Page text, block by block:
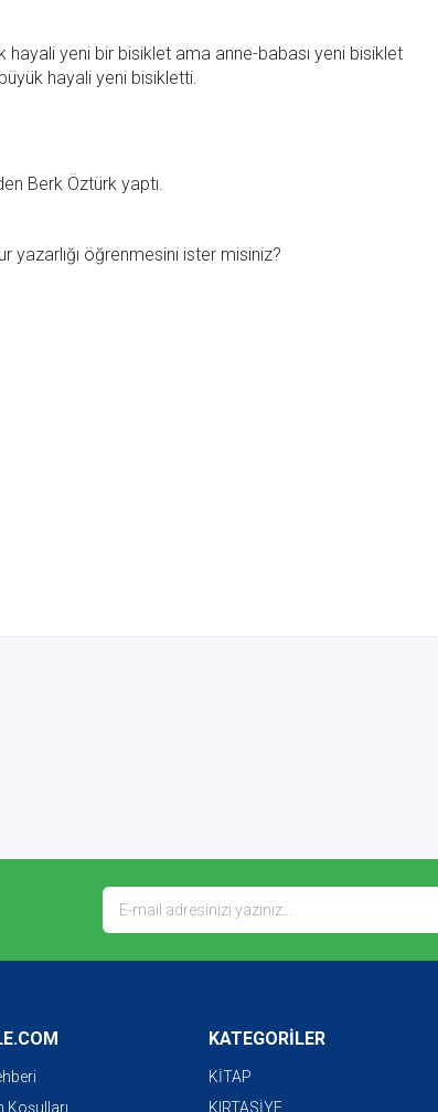
yeni bir bisiklet ama anne-babası yeni bisiklet
hayali yeni bisikletti.
Berk Öztürk yaptı.
yazarlığı öğrenmesini ister misiniz?
Koşulları
KATEGORİLER
KİTAP
KIRTASİYE